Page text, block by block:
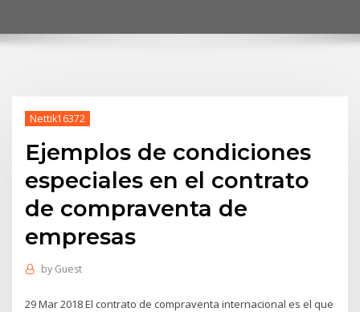
Nettik16372
Ejemplos de condiciones
especiales en el contrato
de compraventa de
empresas
by Guest
29 Mar 2018 El contrato de compraventa internacional es el que